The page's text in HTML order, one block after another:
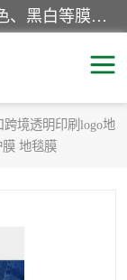
该类保护膜有复合，透明、奶白、蓝色、黑白等膜型。特高粘，高粘，中高粘，中粘，中低粘，低粘等。对于不同的粘力要求有相应的产品相适配。无胶渍残留污染。在较宽的收卷幅度下平整无皱纹，收卷长度大，利于机械化及自动化施工粘贴。为您的产品提供的表面保护解决方案。 产品广泛适用于：铝材、不锈钢、金属、塑料、电子、家电、家具、玻璃、化工材料、装饰材料等。
跨境透明印刷logo地
地毯膜